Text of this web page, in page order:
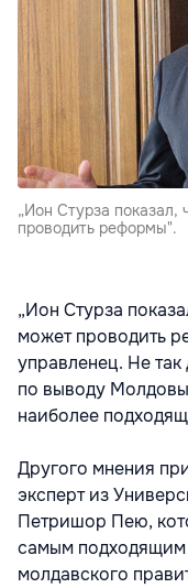
„Ион Стурза показал,
проводить реформы".
„Ион Стурза
может проводить
управленец. Не
по выводу
наиболее
Другого мнения
эксперт из
Петришор Пею,
самым подходящим
молдавского